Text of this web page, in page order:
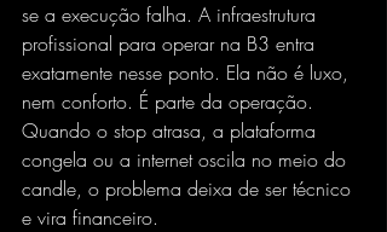
se a execução falha. A infraestrutura
profissional para operar na B3 entra
exatamente nesse ponto. Ela não é luxo,
nem conforto. É parte da operação.
Quando o stop atrasa, a plataforma
congela ou a internet oscila no meio do
candle, o problema deixa de ser técnico
e vira financeiro.